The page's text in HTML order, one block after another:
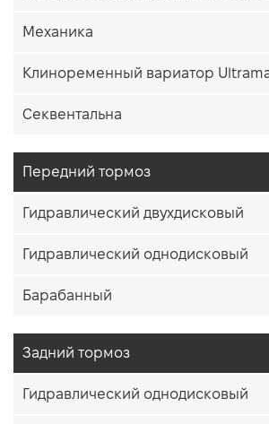
Механика
Клиноременный вариатор
Секвентальна
Передний тормоз
Гидравлический двухдисковый
Гидравлический однодисковый
Барабанный
Задний тормоз
Гидравлический однодисковый